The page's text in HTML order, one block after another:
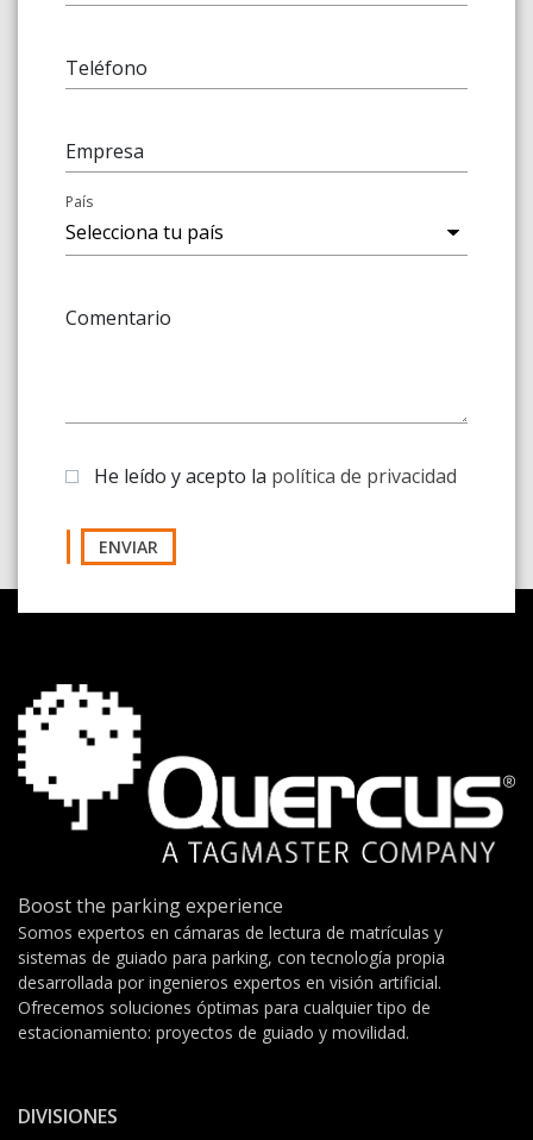
Teléfono
Empresa
País
Comentario
He leído y acepto la política de privacidad
ENVIAR
Boost the parking experience
Somos expertos en cámaras de lectura de matrículas y
sistemas de guiado para parking, con tecnología propia
desarrollada por ingenieros expertos en visión artificial.
Ofrecemos soluciones óptimas para cualquier tipo de
estacionamiento: proyectos de guiado y movilidad.
DIVISIONES